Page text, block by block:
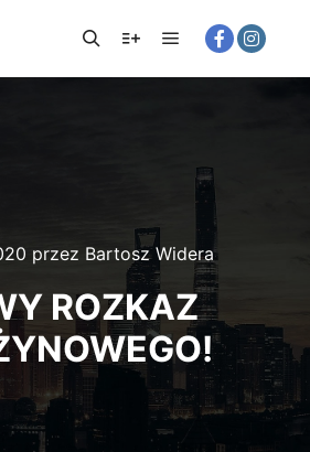
przez Bartosz Widera
ROZKAZ